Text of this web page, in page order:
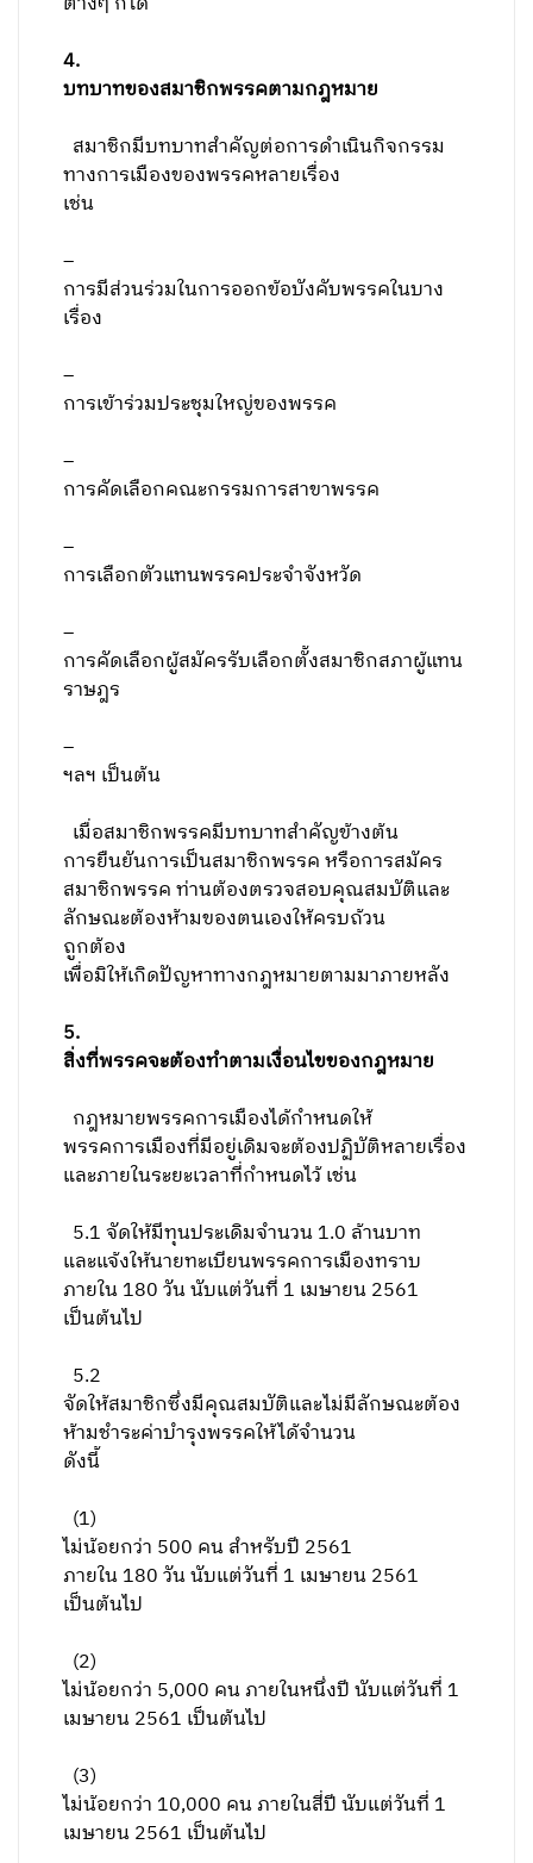
4.
บทบาทของสมาชิกพรรคตามกฎหมาย
สมาชิกมีบทบาทสำคัญต่อการดำเนินกิจกรรม
ทางการเมืองของพรรคหลายเรื่อง
เช่น
–
การมีส่วนร่วมในการออกข้อบังคับพรรคในบาง
เรื่อง
–
การเข้าร่วมประชุมใหญ่ของพรรค
–
การคัดเลือกคณะกรรมการสาขาพรรค
–
การเลือกตัวแทนพรรคประจำจังหวัด
–
การคัดเลือกผู้สมัครรับเลือกตั้งสมาชิกสภาผู้แทน
ราษฎร
–
ฯลฯ เป็นต้น
เมื่อสมาชิกพรรคมีบทบาทสำคัญข้างต้น
การยืนยันการเป็นสมาชิกพรรค หรือการสมัคร
สมาชิกพรรค ท่านต้องตรวจสอบคุณสมบัติและ
ลักษณะต้องห้ามของตนเองให้ครบถ้วน
ถูกต้อง
เพื่อมิให้เกิดปัญหาทางกฎหมายตามมาภายหลัง
5.
สิ่งที่พรรคจะต้องทำตามเงื่อนไขของกฎหมาย
กฎหมายพรรคการเมืองได้กำหนดให้
พรรคการเมืองที่มีอยู่เดิมจะต้องปฏิบัติหลายเรื่อง
และภายในระยะเวลาที่กำหนดไว้ เช่น
5.1 จัดให้มีทุนประเดิมจำนวน 1.0 ล้านบาท
และแจ้งให้นายทะเบียนพรรคการเมืองทราบ
ภายใน 180 วัน นับแต่วันที่ 1 เมษายน 2561
เป็นต้นไป
5.2
จัดให้สมาชิกซึ่งมีคุณสมบัติและไม่มีลักษณะต้อง
ห้ามชำระค่าบำรุงพรรคให้ได้จำนวน
ดังนี้
(1)
ไม่น้อยกว่า 500 คน สำหรับปี 2561
ภายใน 180 วัน นับแต่วันที่ 1 เมษายน 2561
เป็นต้นไป
(2)
ไม่น้อยกว่า 5,000 คน ภายในหนึ่งปี นับแต่วันที่ 1
เมษายน 2561 เป็นต้นไป
(3)
ไม่น้อยกว่า 10,000 คน ภายในสี่ปี นับแต่วันที่ 1
เมษายน 2561 เป็นต้นไป